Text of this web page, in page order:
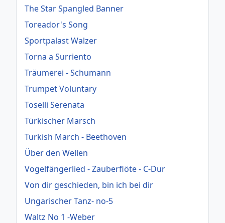
The Star Spangled Banner
Toreador's Song
Sportpalast Walzer
Torna a Surriento
Träumerei - Schumann
Trumpet Voluntary
Toselli Serenata
Türkischer Marsch
Turkish March - Beethoven
Über den Wellen
Vogelfängerlied - Zauberflöte - C-Dur
Von dir geschieden, bin ich bei dir
Ungarischer Tanz- no-5
Waltz No 1 -Weber